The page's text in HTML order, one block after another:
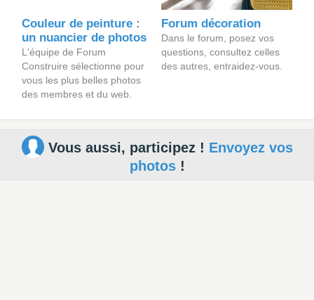
Couleur de peinture :
un nuancier de photos
L'équipe de Forum
Construire sélectionne pour
vous les plus belles photos
des membres et du web.
Forum décoration
Dans le forum, posez vos
questions, consultez celles
des autres, entraidez-vous.
Vous aussi, participez ! Envoyez vos
photos!